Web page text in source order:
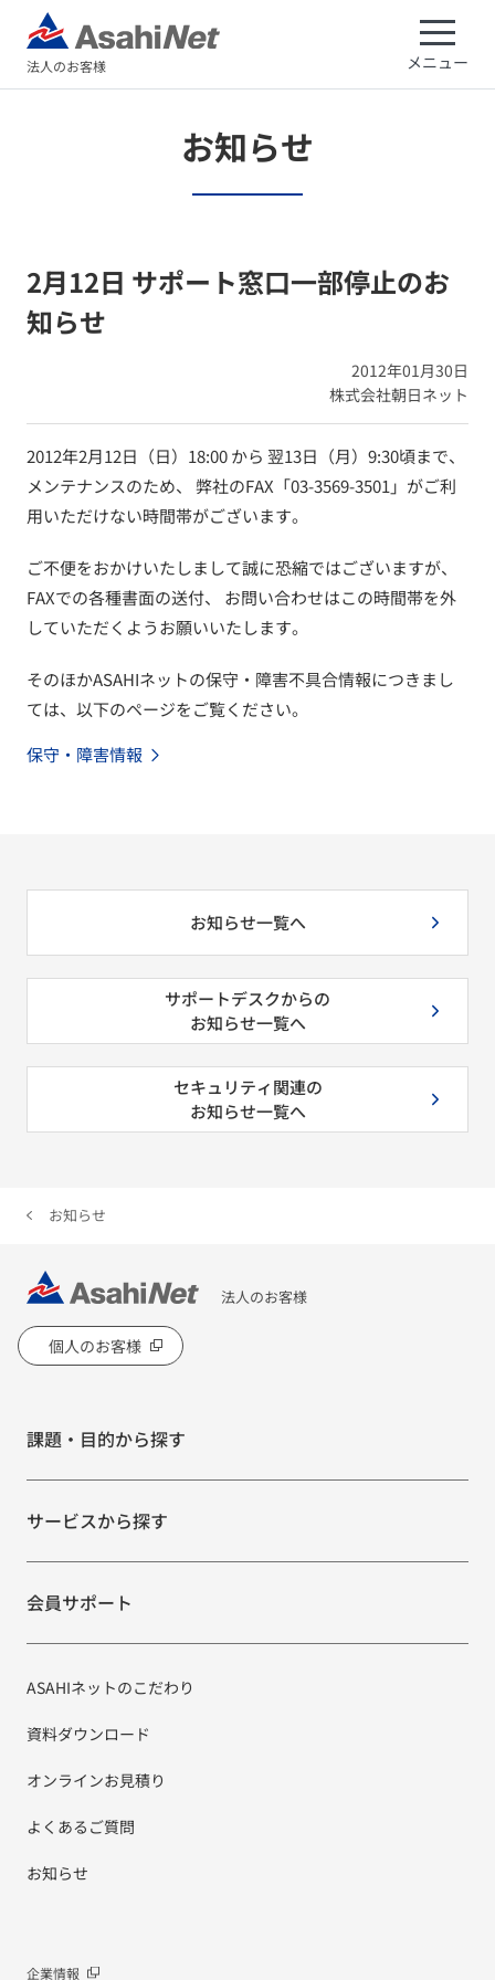
法人のお客様 メニュー
お知らせ
2月12日 サポート窓口一部停止のお
知らせ
2012年01月30日
株式会社朝日ネット
2012年2月12日（日）18:00 から 翌13日（月）9:30頃まで、
メンテナンスのため、 弊社のFAX「03-3569-3501」がご利
用いただけない時間帯がございます。
ご不便をおかけいたしまして誠に恐縮ではございますが、
FAXでの各種書面の送付、 お問い合わせはこの時間帯を外
していただくようお願いいたします。
そのほかASAHIネットの保守・障害不具合情報につきまし
ては、以下のページをご覧ください。
保守・障害情報
お知らせ一覧へ
サポートデスクからの
お知らせ一覧へ
セキュリティ関連の
お知らせ一覧へ
お知らせ
法人のお客様
個人のお客様
課題・目的から探す
サービスから探す
会員サポート
ASAHIネットのこだわり
資料ダウンロード
オンラインお見積り
よくあるご質問
お知らせ
企業情報